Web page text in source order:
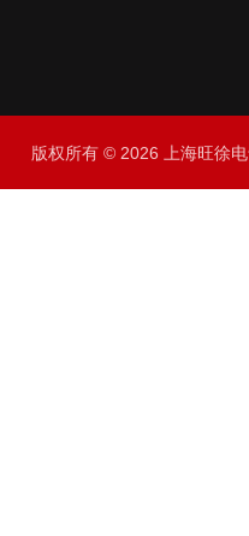
版权所有 © 2026 上海旺徐